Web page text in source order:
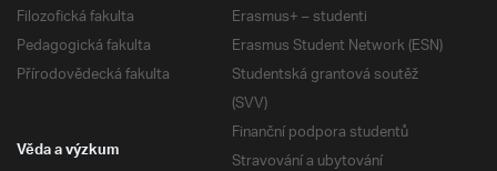
Filozofická fakulta
Pedagogická fakulta
Přírodovědecká fakulta
Erasmus+ – studenti
Erasmus Student Network (ESN)
Studentská grantová soutěž
(SVV)
Finanční podpora studentů
Stravování a ubytování
Věda a výzkum